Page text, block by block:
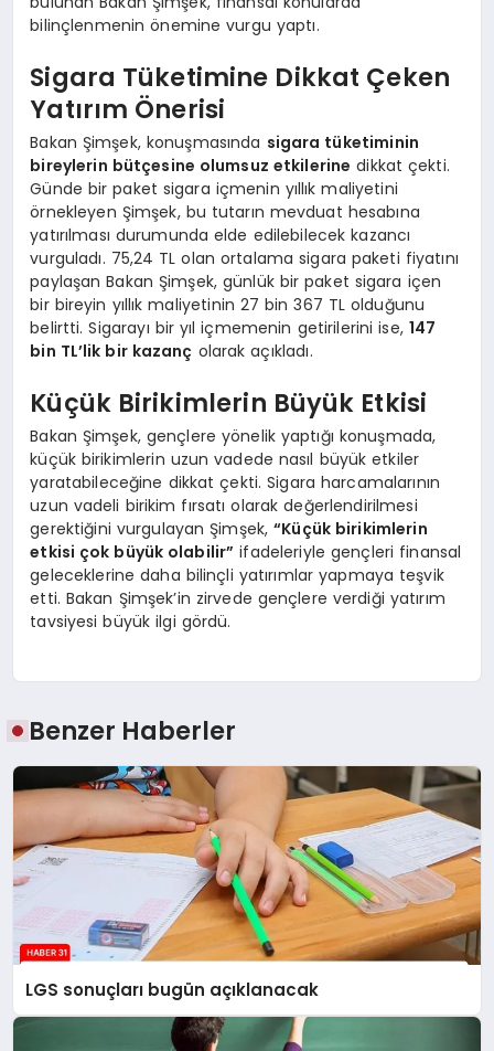
bilinçlenmenin önemine vurgu yaptı.
Sigara Tüketimine Dikkat Çeken
Yatırım Önerisi
Bakan Şimşek, konuşmasında sigara tüketiminin
bireylerin bütçesine olumsuz etkilerine dikkat çekti.
Günde bir paket sigara içmenin yıllık maliyetini
örnekleyen Şimşek, bu tutarın mevduat hesabına
yatırılması durumunda elde edilebilecek kazancı
vurguladı. 75,24 TL olan ortalama sigara paketi fiyatını
paylaşan Bakan Şimşek, günlük bir paket sigara içen
bir bireyin yıllık maliyetinin 27 bin 367 TL olduğunu
belirtti. Sigarayı bir yıl içmemenin getirilerini ise, 147
bin TL’lik bir kazanç olarak açıkladı.
Küçük Birikimlerin Büyük Etkisi
Bakan Şimşek, gençlere yönelik yaptığı konuşmada,
küçük birikimlerin uzun vadede nasıl büyük etkiler
yaratabileceğine dikkat çekti. Sigara harcamalarının
uzun vadeli birikim fırsatı olarak değerlendirilmesi
gerektiğini vurgulayan Şimşek,“Küçük birikimlerin
etkisi çok büyük olabilir” ifadeleriyle gençleri finansal
geleceklerine daha bilinçli yatırımlar yapmaya teşvik
etti. Bakan Şimşek’in zirvede gençlere verdiği yatırım
tavsiyesi büyük ilgi gördü.
Benzer Haberler
LGS sonuçları bugün açıklanacak